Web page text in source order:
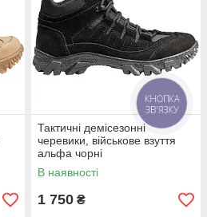
Тактичні демісезонні
черевики, військове взуття
альфа чорні
В наявності
1 750 ₴